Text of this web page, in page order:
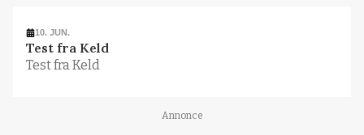
10. JUN.
Test fra Keld
Test fra Keld
Annonce